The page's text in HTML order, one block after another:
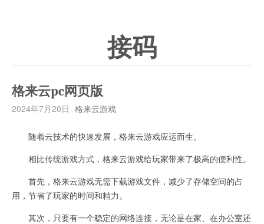
接码
格来云pc网页版
2024年7月20日 格来云游戏
随着云技术的快速发展，格来云游戏应运而生。
相比传统游戏方式，格来云游戏给玩家带来了极高的便利性。
首先，格来云游戏无需下载游戏文件，减少了存储空间的占
用，节省了玩家的时间和精力。
其次，只要有一个稳定的网络连接，无论是在家、在办公室还